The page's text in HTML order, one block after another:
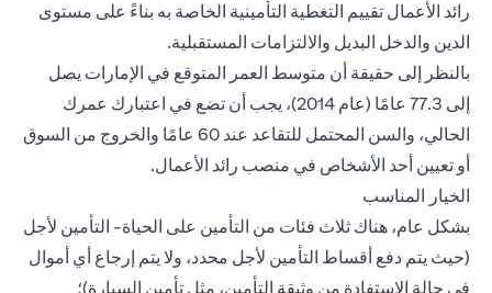
رائد الأعمال تقييم التغطية التأمينية الخاصة به بناءً على مستوى
الدين والدخل البديل والالتزامات المستقبلية.
بالنظر إلى حقيقة أن متوسط العمر المتوقع في الإمارات يصل
إلى 77.3 عامًا (عام 2014)، يجب أن تضع في اعتبارك عمرك
الحالي، والسن المحتمل للتقاعد عند 60 عامًا والخروج من السوق
أو تعيين أحد الأشخاص في منصب رائد الأعمال.
الخيار المناسب
بشكل عام، هناك ثلاث فئات من التأمين على الحياة- التأمين لأجل
(حيث يتم دفع أقساط التأمين لأجل محدد، ولا يتم إرجاع أي أموال
في حالة الاستفادة من وثيقة التأمين، مثل تأمين السيارة)؛